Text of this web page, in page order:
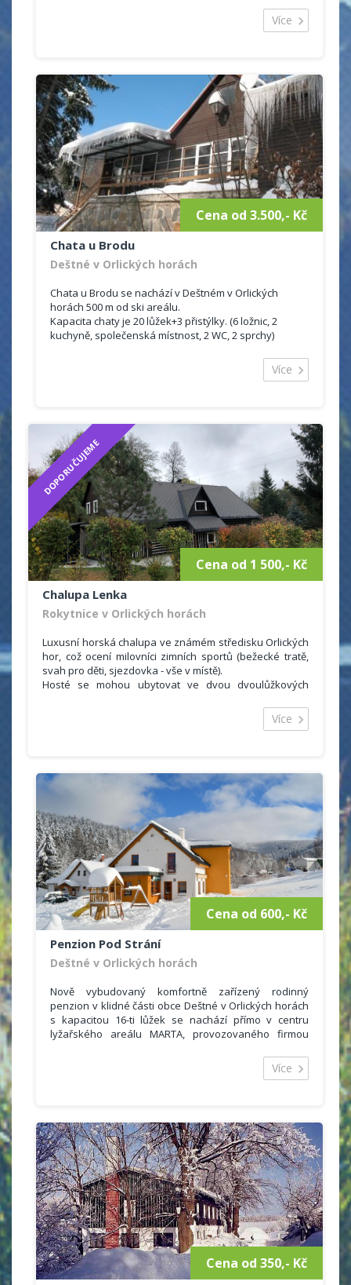
Rodinný penzion nabízí ubytování s celoročním
provozem. Ubytování je vhodné pro páry, rodiny s
zařízením (uyvdlo, WC, sprchový kout). Příjemné
posezení s přáteli na mansardě s balkonem.
Parkování přímo u ubjektu, dobrá dostupnost i v zimě.
Více
Cena od 3.500,- Kč
Chata u Brodu
Deštné v Orlických horách
Chata u Brodu se nachází v Deštném v Orlických
horách 500 m od ski areálu.
Kapacita chaty je 20 lůžek+3 přistýlky. (6 ložnic, 2
kuchyně, společenská místnost, 2 WC, 2 sprchy)
Deštné v Orlických horách je oblíbené zimní středisko
s vybudovanou infrastrukturou a velmi dobře
za památkami a zajímavými místy.
Více
DOPORUČUJEME
Cena od 1 500,- Kč
Chalupa Lenka
Rokytnice v Orlických horách
Luxusní horská chalupa ve známém středisku Orlických
hor, což ocení milovníci zimních sportů (bežecké tratě,
svah pro děti, sjezdovka - vše v místě).
Hosté se mohou ubytovat ve dvou dvoulůžkových
sociálním zařízením (2 koupelny, 2 WC). Ubytovaní si
mohou vařit ve společné kuchyňce (lednička, myčka,
Více
Cena od 600,- Kč
Penzion Pod Strání
Deštné v Orlických horách
Nově vybudovaný komfortně zařízený rodinný
penzion v klidné části obce Deštné v Orlických horách
s kapacitou 16-ti lůžek se nachází přímo v centru
lyžařského areálu MARTA, provozovaného firmou
Penzion je vhodný pro letní i zimní rodinnou či
Penzion je velice dobře situovaný, v zimě přímo od
dveří domu vyrazíte na lyžích ke sjezdovkám či
běžeckým tratím, v létě Vám nabízí ideální výchozí
polohu na pěší turistiku a cykloturistiku.
Více
Cena od 350,- Kč